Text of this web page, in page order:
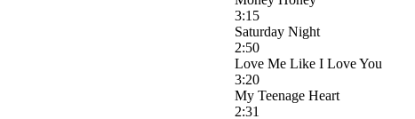
3:15
Saturday Night
2:50
Love Me Like I Love You
3:20
My Teenage Heart
2:31